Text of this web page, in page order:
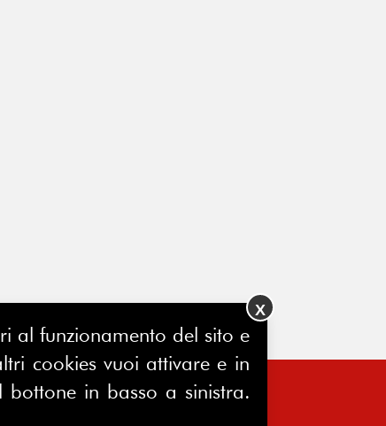
al funzionamento del sito e
cookies vuoi attivare e in
bottone in basso a sinistra.
X